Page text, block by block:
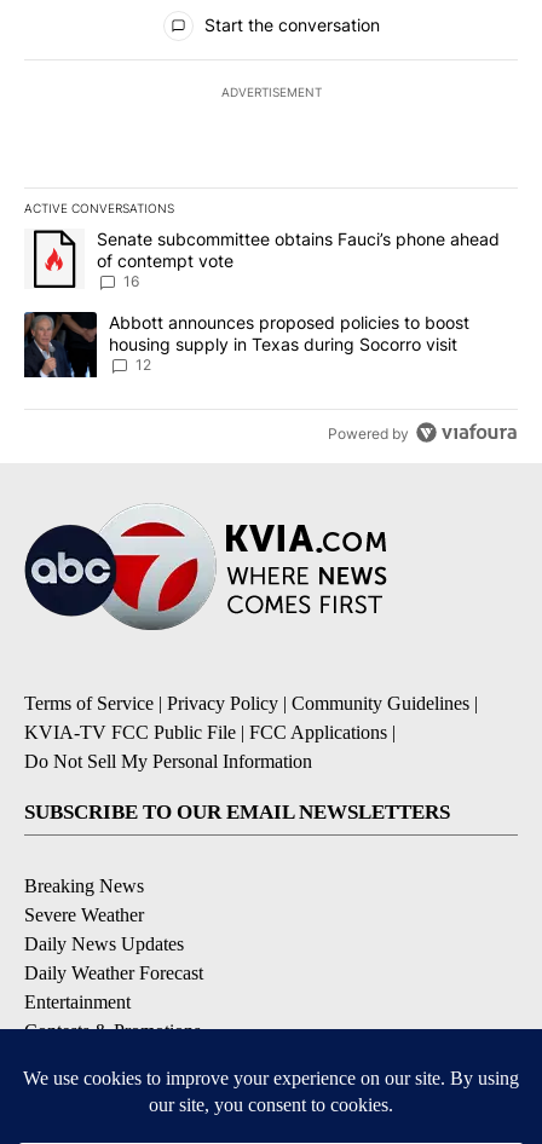
All Comments
Start the conversation
ADVERTISEMENT
ACTIVE CONVERSATIONS
The following is a list of the most commented articles in the last
A trending article titled "Senate subcommittee obtains Fauci’s
Senate subcommittee obtains Fauci’s phone ahead
of contempt vote
16
A trending article titled "Abbott announces proposed policies to
Abbott announces proposed policies to boost
housing supply in Texas during Socorro visit
12
Powered by
Terms of Service | Privacy Policy | Community Guidelines |
KVIA-TV FCC Public File | FCC Applications |
Do Not Sell My Personal Information
SUBSCRIBE TO OUR EMAIL NEWSLETTERS
Breaking News
Severe Weather
Daily News Updates
Daily Weather Forecast
Entertainment
Contests & Promotions
DOWNLOAD OUR APPS